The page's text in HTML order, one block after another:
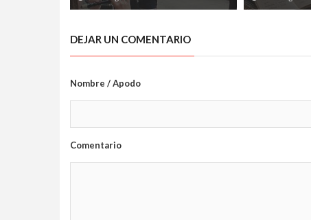
Cantábrico
internet
DEJAR UN COMENTARIO
Nombre / Apodo
Comentario